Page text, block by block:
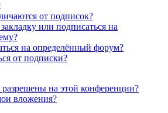
от подписок?
или подписаться на
на определённый форум?
от подписки?
на этой конференции?
вложения?